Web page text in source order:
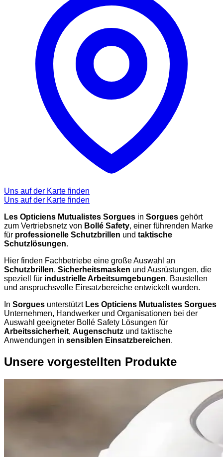
Uns auf der Karte finden
Uns auf der Karte finden
Les Opticiens Mutualistes Sorgues in Sorgues gehört
zum Vertriebsnetz von Bollé Safety, einer führenden Marke
für professionelle Schutzbrillen und taktische
Schutzlösungen.
Hier finden Fachbetriebe eine große Auswahl an
Schutzbrillen, Sicherheitsmasken und Ausrüstungen, die
speziell für industrielle Arbeitsumgebungen, Baustellen
und anspruchsvolle Einsatzbereiche entwickelt wurden.
In Sorgues unterstützt Les Opticiens Mutualistes Sorgues
Unternehmen, Handwerker und Organisationen bei der
Auswahl geeigneter Bollé Safety Lösungen für
Arbeitssicherheit, Augenschutz und taktische
Anwendungen in sensiblen Einsatzbereichen.
Unsere vorgestellten Produkte